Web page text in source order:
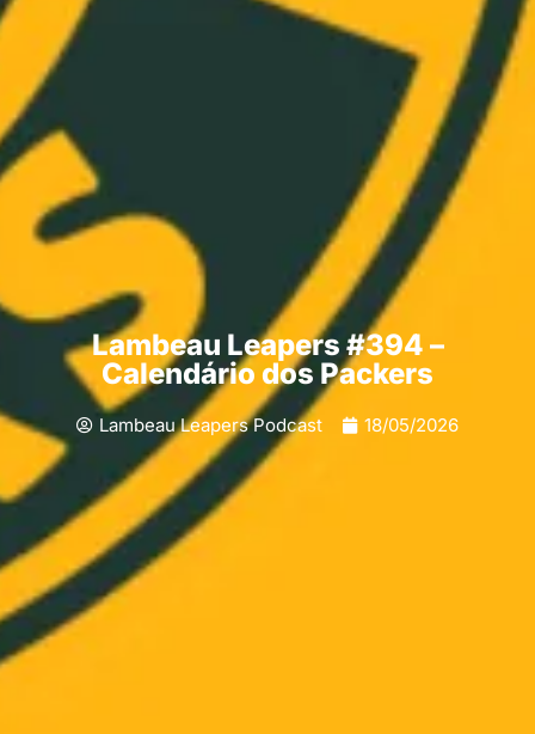
Lambeau Leapers #394 –
Calendário dos Packers
Lambeau Leapers Podcast 18/05/2026